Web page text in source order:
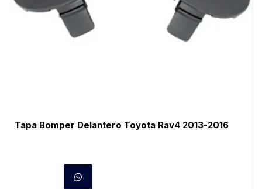
Tapa Bomper Delantero Toyota Rav4 2013-2016